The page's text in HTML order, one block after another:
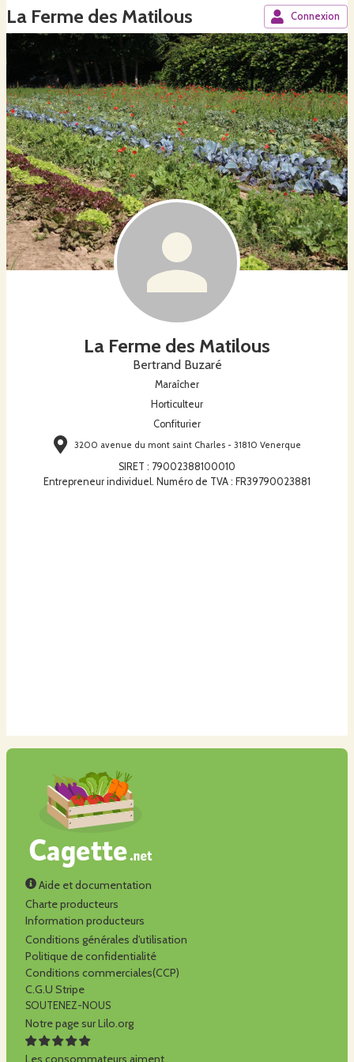
La Ferme des Matilous Connexion
La Ferme des Matilous
Bertrand Buzaré
Maraîcher
Horticulteur
Confiturier
3200 avenue du mont saint Charles - 31810 Venerque
SIRET : 79002388100010
Entrepreneur individuel. Numéro de TVA : FR39790023881
Aide et documentation
Charte producteurs
Information producteurs
Conditions générales d'utilisation
Politique de confidentialité
Conditions commerciales(CCP)
C.G.U Stripe
SOUTENEZ-NOUS
Notre page sur Lilo.org
Les consommateurs aiment